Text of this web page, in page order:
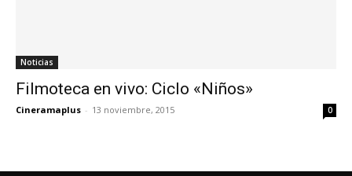
Noticias
Filmoteca en vivo: Ciclo «Niños»
Cineramaplus - 13 noviembre, 2015 0